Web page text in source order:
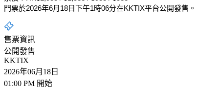
門票於2026年6月18日下午1時06分在KKTIX平台公開發售。
售票資訊
公開發售
KKTIX
2026年06月18日
01:00 PM 開始